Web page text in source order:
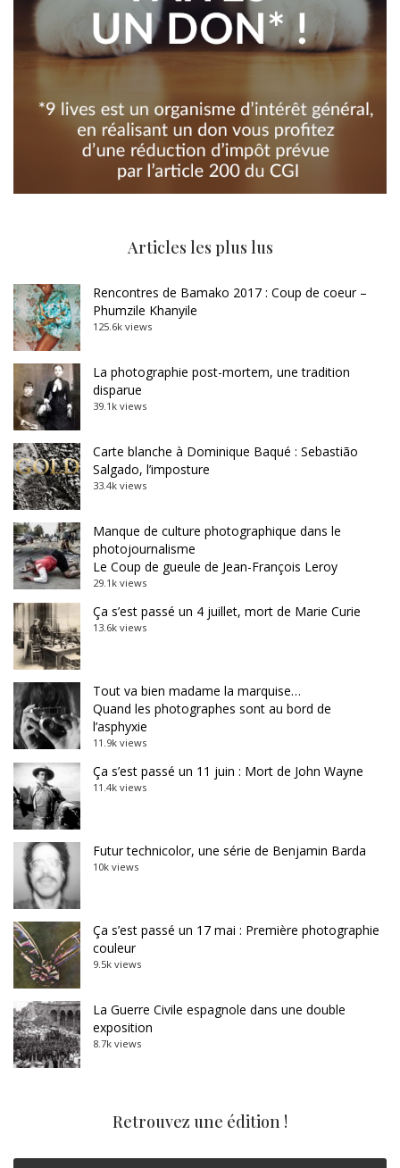
Articles les plus lus
Rencontres de Bamako 2017 : Coup de coeur –
Phumzile Khanyile
125.6k views
La photographie post-mortem, une tradition
disparue
39.1k views
Carte blanche à Dominique Baqué : Sebastião
Salgado, l’imposture
33.4k views
Manque de culture photographique dans le
photojournalisme
Le Coup de gueule de Jean-François Leroy
29.1k views
Ça s’est passé un 4 juillet, mort de Marie Curie
13.6k views
Tout va bien madame la marquise…
Quand les photographes sont au bord de
l’asphyxie
11.9k views
Ça s’est passé un 11 juin : Mort de John Wayne
11.4k views
Futur technicolor, une série de Benjamin Barda
10k views
Ça s’est passé un 17 mai : Première photographie
couleur
9.5k views
La Guerre Civile espagnole dans une double
exposition
8.7k views
Retrouvez une édition !